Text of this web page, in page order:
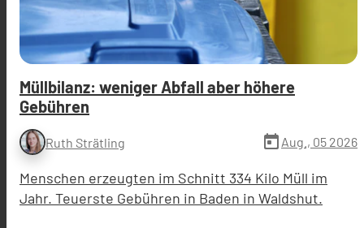
Müllbilanz: weniger Abfall aber höhere
Gebühren
Ruth Strätling today Aug., 05 2026
Menschen erzeugten im Schnitt 334 Kilo Müll im
Jahr. Teuerste Gebühren in Baden in Waldshut.